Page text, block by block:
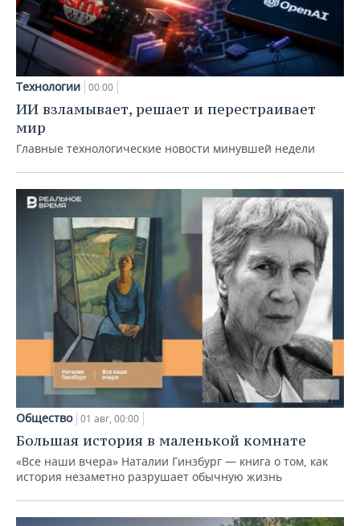
Технологии 00:00
ИИ взламывает, решает и перестраивает
мир
Главные технологические новости минувшей недели
Общество 01 авг, 00:00
Большая история в маленькой комнате
«Все наши вчера» Наталии Гинзбург — книга о том, как
история незаметно разрушает обычную жизнь